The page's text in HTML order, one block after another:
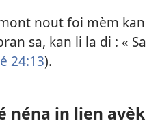
nout foi mèm kan
sa, kan li la di : «
24:13).
néna in lien avèk